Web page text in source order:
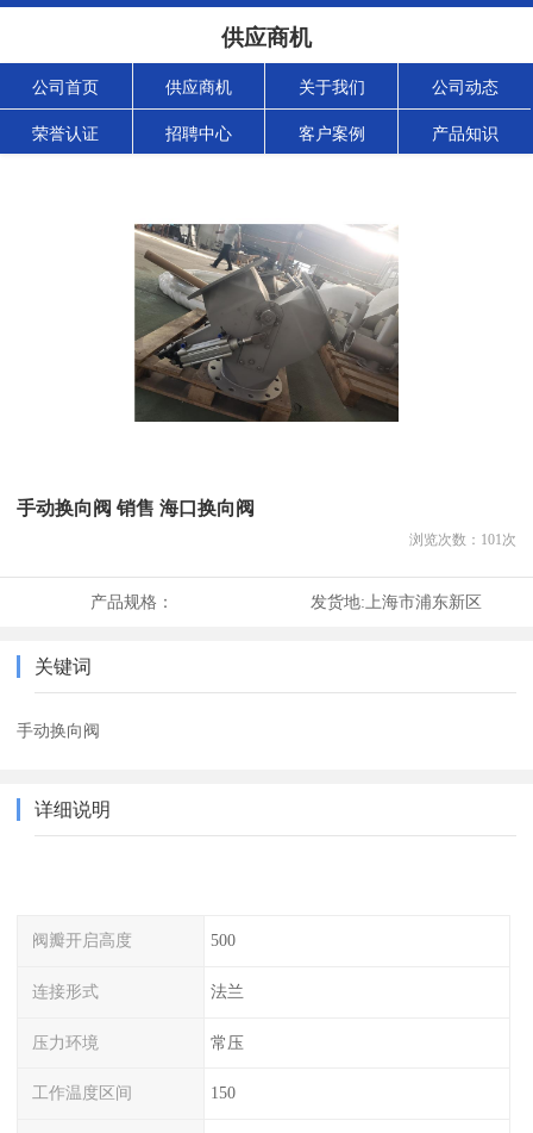
供应商机
公司首页 供应商机 关于我们 公司动态
荣誉认证 招聘中心 客户案例 产品知识
手动换向阀 销售 海口换向阀
浏览次数： 101次
产品规格： 发货地: 上海市浦东新区
关键词
手动换向阀
详细说明
阀瓣开启高度 500
连接形式 法兰
压力环境 常压
工作温度区间 150